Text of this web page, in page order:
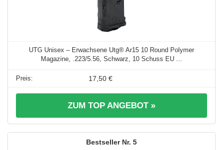
UTG Unisex – Erwachsene Utg® Ar15 10 Round Polymer
Magazine, .223/5.56, Schwarz, 10 Schuss EU ...
17,50 €
ZUM TOP ANGEBOT »
5